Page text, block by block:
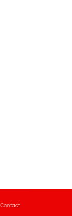
Contact